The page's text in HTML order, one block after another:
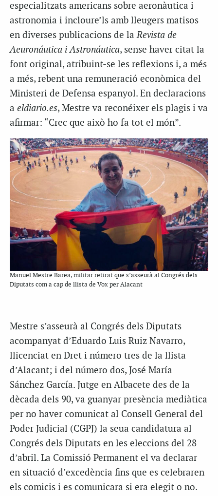
especialitzats americans sobre aeronàutica i
astronomia i incloure’ls amb lleugers matisos
en diverses publicacions de laRevista de
Aeuronáutica i Astronáutica, sense haver citat la
font original, atribuint-se les reflexions i, a més
a més, rebent una remuneració econòmica del
Ministeri de Defensa espanyol. En declaracions
a eldiario.es, Mestre va reconéixer els plagis i va
afirmar: “Crec que això ho fa tot el món”.
Manuel Mestre Barea, militar retirat que s’asseurà al Congrés dels
Diputats com a cap de llista de Vox per Alacant
Mestre s’asseurà al Congrés dels Diputats
acompanyat d’Eduardo Luis Ruiz Navarro,
llicenciat en Dret i número tres de la llista
d’Alacant; i del número dos, José María
Sánchez García. Jutge en Albacete des de la
dècada dels 90, va guanyar presència mediàtica
per no haver comunicat al Consell General del
Poder Judicial (CGPJ) la seua candidatura al
Congrés dels Diputats en les eleccions del 28
d’abril. La Comissió Permanent el va declarar
en situació d’excedència fins que es celebraren
els comicis i es comunicara si era elegit o no.